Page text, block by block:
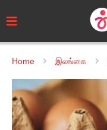
Home இலங்கை